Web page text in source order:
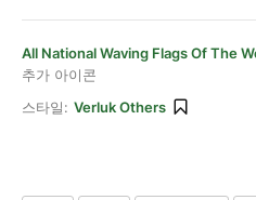
All National Waving Flags Of The
추가 아이콘
스타일: Verluk Others